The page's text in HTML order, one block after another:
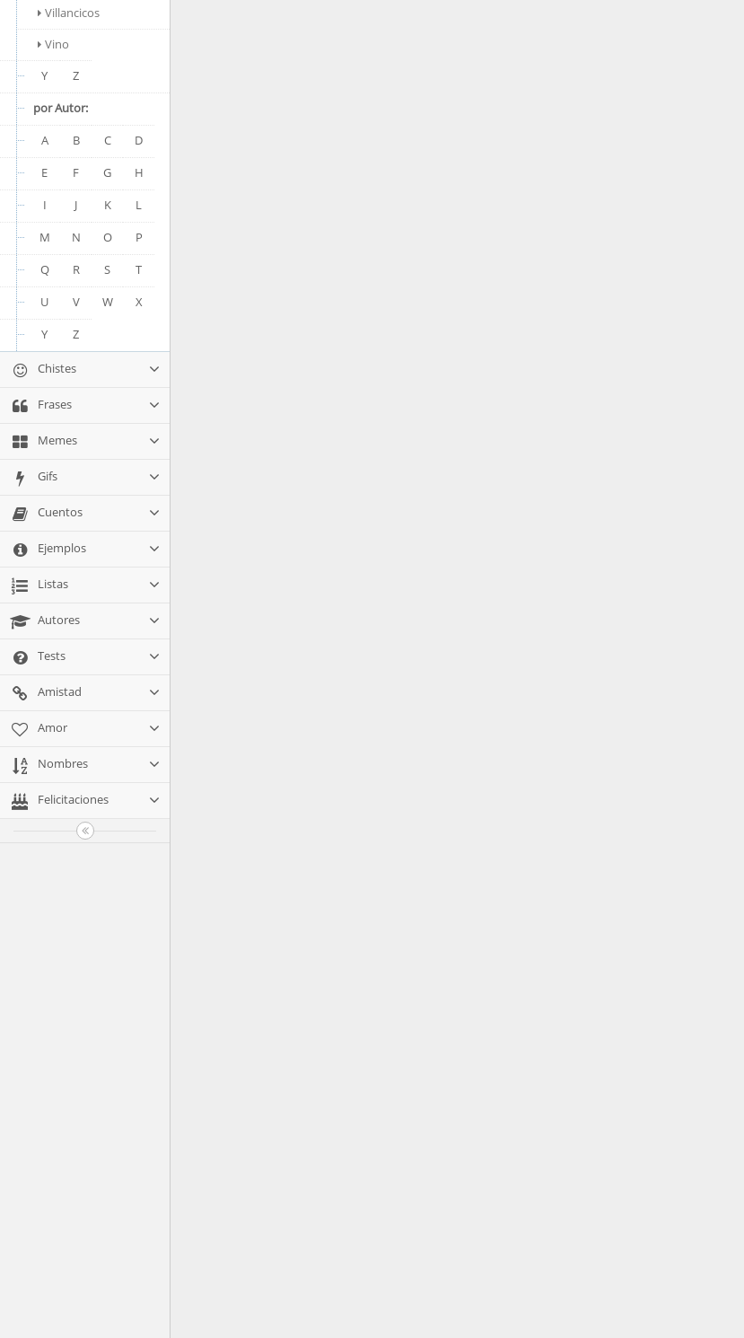
Villancicos
Vino
Y
Z
por Autor:
A
B C
D
E
F G
H
I
J K
L
M
N O
P
Q
R S
T
U
V W
X
Y
Z
Chistes
Frases
Memes
Gifs
Cuentos
Ejemplos
Listas
Autores
Tests
Amistad
Amor
Nombres
Felicitaciones